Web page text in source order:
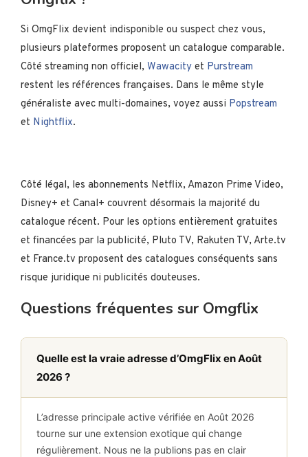
Si OmgFlix devient indisponible ou suspect chez vous,
plusieurs plateformes proposent un catalogue comparable.
Côté streaming non officiel, Wawacity et Purstream
restent les références françaises. Dans le même style
généraliste avec multi-domaines, voyez aussi Popstream
et Nightflix.
Côté légal, les abonnements Netflix, Amazon Prime Video,
Disney+ et Canal+ couvrent désormais la majorité du
catalogue récent. Pour les options entièrement gratuites
et financées par la publicité, Pluto TV, Rakuten TV, Arte.tv
et France.tv proposent des catalogues conséquents sans
risque juridique ni publicités douteuses.
Questions fréquentes sur Omgflix
Quelle est la vraie adresse d’OmgFlix en Août
2026 ?
L’adresse principale active vérifiée en Août 2026
tourne sur une extension exotique qui change
régulièrement. Nous ne la publions pas en clair